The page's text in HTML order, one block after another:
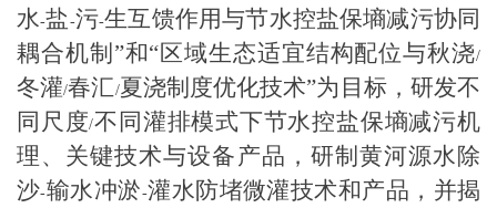
水-盐 -污-生互馈作用与节水控盐保墒减污协同
耦合机制”和“区域生态适宜结构配位与秋浇/
冬灌/春汇/夏浇制度优化技术”为目标，研发不
同尺度/不同灌排模式下节水控盐保墒减污机
理、关键技术与设备产品，研制黄河源水除
沙-输水冲淤-灌水防堵微灌技术和产品，并揭